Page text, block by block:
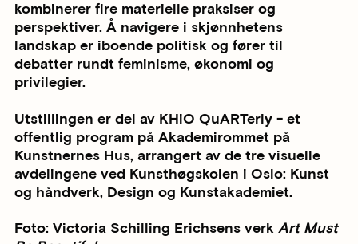
kombinerer fire materielle praksiser og
perspektiver. Å navigere i skjønnhetens
landskap er iboende politisk og fører til
debatter rundt feminisme, økonomi og
privilegier.
Utstillingen er del av KHiO QuARTerly - et
offentlig program på Akademirommet på
Kunstnernes Hus, arrangert av de tre visuelle
avdelingene ved Kunsthøgskolen i Oslo: Kunst
og håndverk, Design og Kunstakademiet.
Foto: Victoria Schilling Erichsens verk Art Must